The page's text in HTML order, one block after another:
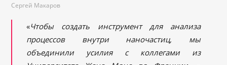
Сергей Макаров
«Чтобы создать инструмент для анализа
процессов внутри наночастиц, мы
объединили усилия с коллегами из